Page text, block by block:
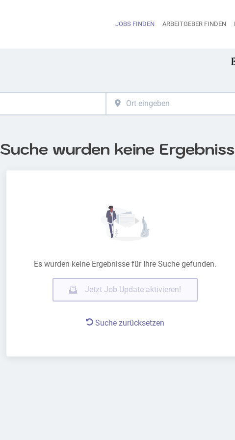
JOBS FINDEN ARBEITGEBER FINDEN
wurden keine
Es wurden keine Ergebnisse für Ihre Suche gefunden.
Jetzt Job-Update aktivieren!
Suche zurücksetzen